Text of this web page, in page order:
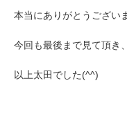
本当にありがとうござい
今回も最後まで見て頂き
以上太田でした(^^)